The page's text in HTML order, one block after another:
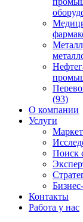
(93)
О компании
Услуги
Поиск
Контакты
Работа у нас